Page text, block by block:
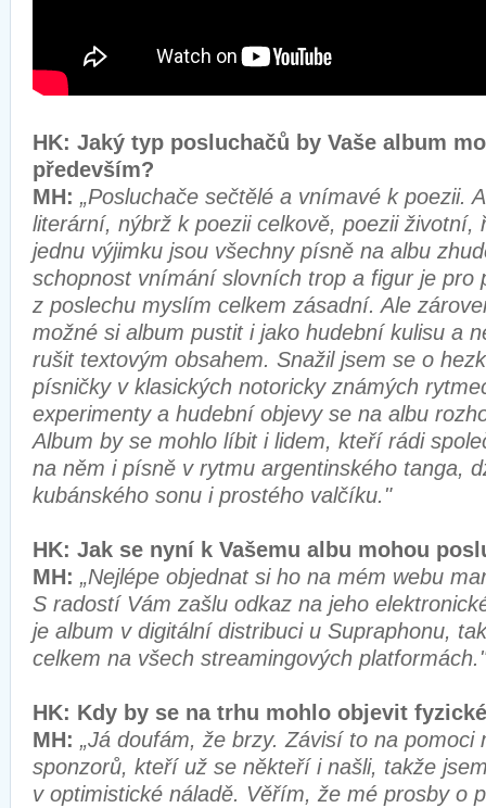
HK: Jaký typ posluchačů by Vaše album
především?
MH: „Posluchače sečtělé a vnímavé k poezii.
literární, nýbrž k poezii celkově, poezii životní,
jednu výjimku jsou všechny písně na albu
schopnost vnímání slovních trop a figur je pro
z poslechu myslím celkem zásadní. Ale
možné si album pustit i jako hudební kulisu a
rušit textovým obsahem. Snažil jsem se o
písničky v klasických notoricky známých
experimenty a hudební objevy se na albu
Album by se mohlo líbit i lidem, kteří rádi
na něm i písně v rytmu argentinského tanga,
kubánského sonu i prostého valčíku."
HK: Jak se nyní k Vašemu albu mohou
MH: „Nejlépe objednat si ho na mém webu
S radostí Vám zašlu odkaz na jeho
je album v digitální distribuci u Supraphonu,
celkem na všech streamingových platformách."
HK: Kdy by se na trhu mohlo objevit
MH: „Já doufám, že brzy. Závisí to na pomoci
sponzorů, kteří už se někteří i našli, takže
v optimistické náladě. Věřím, že mé prosby o